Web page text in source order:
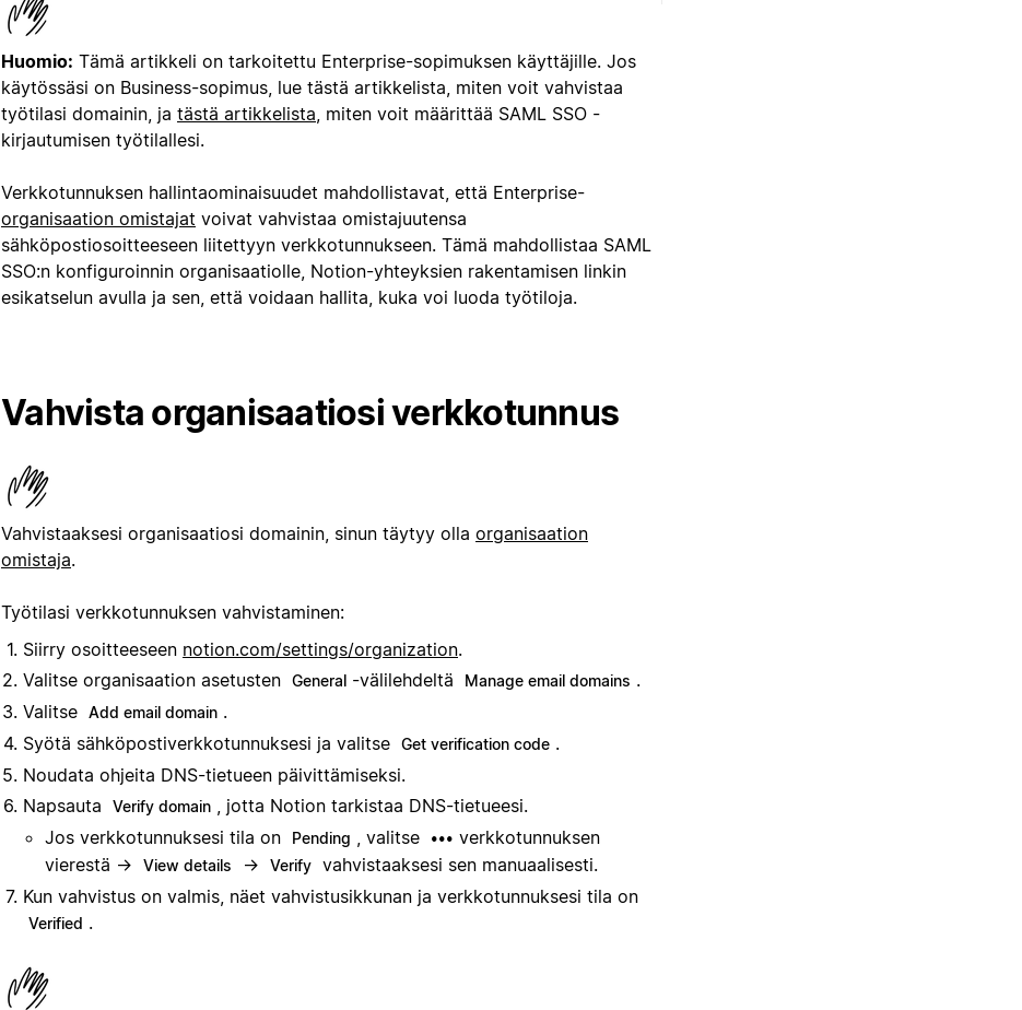
Huomio: Tämä artikkeli on tarkoitettu Enterprise-sopimuksen käyttäjille. Jos
käytössäsi on Business-sopimus, lue tästä artikkelista, miten voit vahvistaa
työtilasi domainin, ja tästä artikkelista , miten voit määrittää SAML SSO -
kirjautumisen työtilallesi.
Verkkotunnuksen hallintaominaisuudet mahdollistavat, että Enterprise-
organisaation omistajat voivat vahvistaa omistajuutensa
sähköpostiosoitteeseen liitettyyn verkkotunnukseen. Tämä mahdollistaa SAML
SSO:n konfiguroinnin organisaatiolle, Notion-yhteyksien rakentamisen linkin
esikatselun avulla ja sen, että voidaan hallita, kuka voi luoda työtiloja.
Vahvista organisaatiosi verkkotunnus
Vahvistaaksesi organisaatiosi domainin, sinun täytyy olla organisaation
omistaja.
Työtilasi verkkotunnuksen vahvistaminen:
Siirry osoitteeseen notion.com/settings/organization.
Valitse organisaation asetusten General -välilehdeltä Manage email domains .
Valitse Add email domain .
Syötä sähköpostiverkkotunnuksesi ja valitse Get verification code .
Noudata ohjeita DNS-tietueen päivittämiseksi.
Napsauta
Verify domain , jotta Notion tarkistaa DNS-tietueesi.
Jos verkkotunnuksesi tila on
Pending , valitse ••• verkkotunnuksen
vierestä →
View details → Verify vahvistaaksesi sen manuaalisesti.
Kun vahvistus on valmis, näet vahvistusikkunan ja verkkotunnuksesi tila on
Verified .